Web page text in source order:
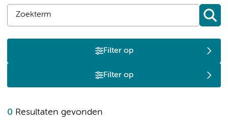
Filter op
Filter op
0 Resultaten gevonden